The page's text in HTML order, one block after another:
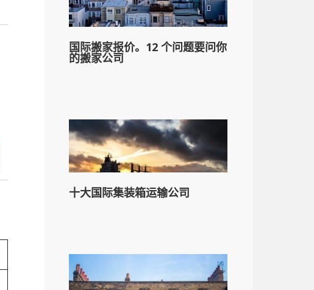
国际搬家报价。12 个问题要问你
的搬家公司
十大国际集装箱运输公司